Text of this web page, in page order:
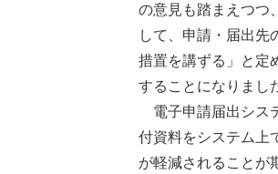
の意見も踏まえつつ
して、申請・届出先
措置を講ずる」と定
することになりま
電子申請届出シス
付資料をシステム上
が軽減されることが